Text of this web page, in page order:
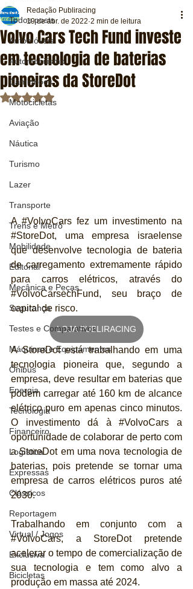
Todos posts
Automóveis
Automobilismo
Caminhões
Motocicletas
Aviação
Náutica
Turismo
Lazer
Transporte
Trens e Metrô
Mobilidade
Editorial
Mecânica e Peças
Segurança
Testes e Comparativos
Máquinas e Equipamentos
Ônibus
Energia
Tecnologia
Financeiro
Logística
Expressas
Clássicos
Reportagem
Virtual / Jogos
Exclusiva
Bicicletas
Volvo Cars Tech Fund investe
em tecnologia de baterias
pioneiras da StoreDot
Redação Publiracing
19 de abr. de 2022 2 min de leitura
Avaliado com NaN de 5 estrelas.
A #VolvoCars
#StoreDot, uma empresa israelense
que desenvolve tecnologia de bateria
de carregamento extremamente rápido
#VolvoCarsechFund, seu braço de
capital de risco.
LOJA PUBLIRACING
A StoreDot está trabalhando em uma
tecnologia pioneira que, segundo a
empresa, deve resultar em baterias que
podem carregar até 160 km de alcance
elétrico puro em apenas cinco minutos.
O investimento dá à #VolvoCars a
oportunidade de colaborar de perto com
a StoreDot em uma nova tecnologia de
baterias, pois pretende se tornar uma
empresa de carros elétricos puros até
2030.
#VolvoCars, a StoreDot pretende
acelerar o tempo de comercialização de
sua tecnologia e tem como alvo a
produção em massa até 2024.